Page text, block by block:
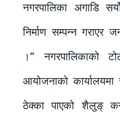
नगरपालिका अगाडि
निर्माण सम्पन्न गराएर
।” नगरपालिकाको
आयोजनाको
ठेक्का पाएको शैलुङ्